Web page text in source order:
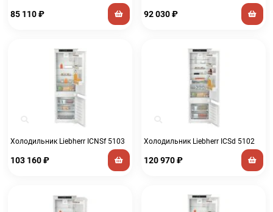
85 110₽ 92 030₽
Холодильник Liebherr ICNSf 5103
103 160₽
Холодильник Liebherr ICSd 5102
120 970₽